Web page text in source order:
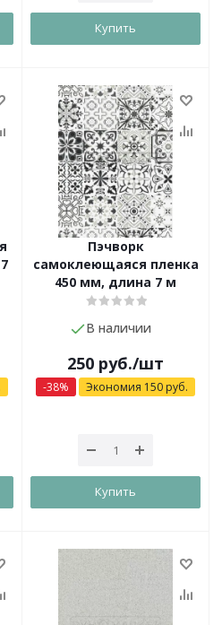
Купить
Пэчворк
самоклеющаяся пленка
450 мм, длина 7 м
В наличии
250 руб./шт
-38% Экономия 150 руб.
Купить